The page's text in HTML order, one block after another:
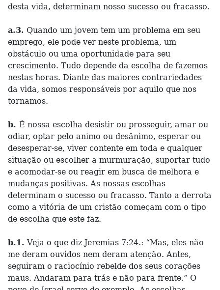
desta vida, determinam nosso sucesso ou fracasso.
a.3. Quando um jovem tem um problema em seu
emprego, ele pode ver neste problema, um
obstáculo ou uma oportunidade para seu
crescimento. Tudo depende da escolha de fazemos
nestas horas. Diante das maiores contrariedades
da vida, somos responsáveis por aquilo que nos
tornamos.
b. É nossa escolha desistir ou prosseguir, amar ou
odiar, optar pelo animo ou desânimo, esperar ou
desesperar-se, viver contente em toda e qualquer
situação ou escolher a murmuração, suportar tudo
e acomodar-se ou reagir em busca de melhora e
mudanças positivas. As nossas escolhas
determinam o sucesso ou fracasso. Tanto a derrota
como a vitória de um cristão começam com o tipo
de escolha que este faz.
b.1. Veja o que diz Jeremias 7:24.: “Mas, eles não
me deram ouvidos nem deram atenção. Antes,
seguiram o raciocínio rebelde dos seus corações
maus. Andaram para trás e não para frente.” O